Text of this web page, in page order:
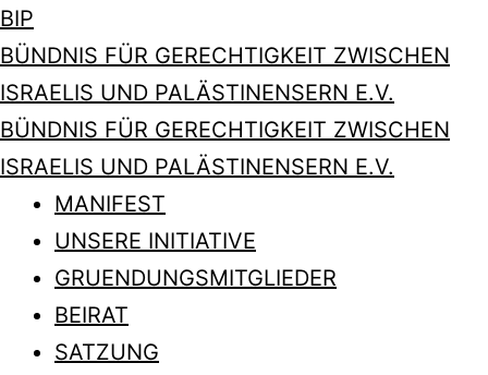
BIP
BÜNDNIS FÜR GERECHTIGKEIT ZWISCHEN
ISRAELIS UND PALÄSTINENSERN E.V.
BÜNDNIS FÜR GERECHTIGKEIT ZWISCHEN
ISRAELIS UND PALÄSTINENSERN E.V.
MANIFEST
UNSERE INITIATIVE
GRUENDUNGSMITGLIEDER
BEIRAT
SATZUNG